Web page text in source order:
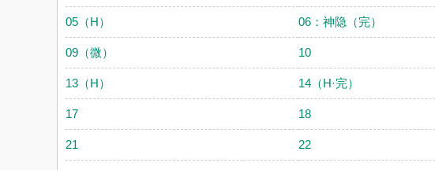
05（H） 06：神隐（完）
09（微） 10
13（H） 14（H·完）
17 18
21 22